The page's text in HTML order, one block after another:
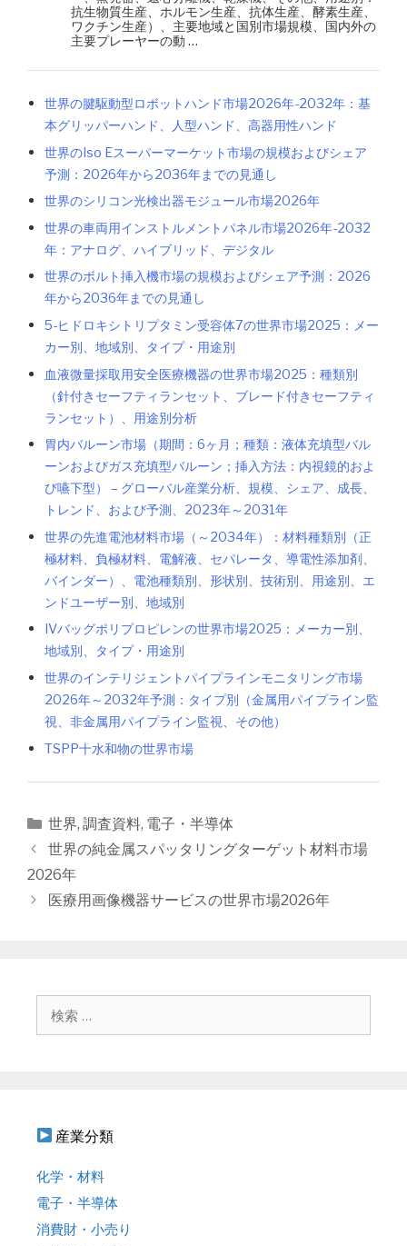
抗生物質生産、ホルモン生産、抗体生産、酵素生産、
ワクチン生産）、主要地域と国別市場規模、国内外の
主要プレーヤーの動 …
世界の腱駆動型ロボットハンド市場2026年-2032年：基
本グリッパーハンド、人型ハンド、高器用性ハンド
世界のIso Eスーパーマーケット市場の規模およびシェア
予測：2026年から2036年までの見通し
世界のシリコン光検出器モジュール市場2026年
世界の車両用インストルメントパネル市場2026年-2032
年：アナログ、ハイブリッド、デジタル
世界のボルト挿入機市場の規模およびシェア予測：2026
年から2036年までの見通し
5-ヒドロキシトリプタミン受容体7の世界市場2025：メー
カー別、地域別、タイプ・用途別
血液微量採取用安全医療機器の世界市場2025：種類別
（針付きセーフティランセット、ブレード付きセーフティ
ランセット）、用途別分析
胃内バルーン市場（期間：6ヶ月；種類：液体充填型バル
ーンおよびガス充填型バルーン；挿入方法：内視鏡的およ
び嚥下型） – グローバル産業分析、規模、シェア、成長、
トレンド、および予測、2023年～2031年
世界の先進電池材料市場（～2034年）：材料種類別（正
極材料、負極材料、電解液、セパレータ、導電性添加剤、
バインダー）、電池種類別、形状別、技術別、用途別、エ
ンドユーザー別、地域別
IVバッグポリプロピレンの世界市場2025：メーカー別、
地域別、タイプ・用途別
世界のインテリジェントパイプラインモニタリング市場
2026年～2032年予測：タイプ別（金属用パイプライン監
視、非金属用パイプライン監視、その他）
TSPP十水和物の世界市場
カ
テ
ゴ
ー
世界, 調査資料, 電子・半導体
投
稿
ョ
世界の純金属スパッタリングターゲット材料市場
2026年
医療用画像機器サービスの世界市場2026年
産業分類
化学・材料
電子・半導体
消費財・小売り